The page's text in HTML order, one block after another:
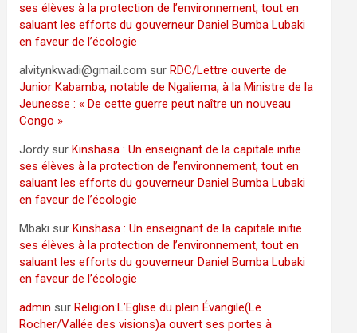
ses élèves à la protection de l’environnement, tout en
saluant les efforts du gouverneur Daniel Bumba Lubaki
en faveur de l’écologie
alvitynkwadi@gmail.com surRDC/Lettre ouverte de
Junior Kabamba, notable de Ngaliema, à la Ministre de la
Jeunesse : « De cette guerre peut naître un nouveau
Congo »
Jordy surKinshasa : Un enseignant de la capitale initie
ses élèves à la protection de l’environnement, tout en
saluant les efforts du gouverneur Daniel Bumba Lubaki
en faveur de l’écologie
Mbaki surKinshasa : Un enseignant de la capitale initie
ses élèves à la protection de l’environnement, tout en
saluant les efforts du gouverneur Daniel Bumba Lubaki
en faveur de l’écologie
admin surReligion:L’Eglise du plein Évangile(Le
Rocher/Vallée des visions)a ouvert ses portes à